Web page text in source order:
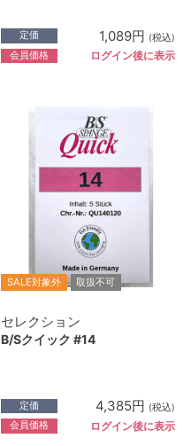
定価 1,089円 (税込)
会員価格 ログイン後に表示
SALE対象外 取扱不可
セレクション
B/Sクイック #14
定価 4,385円 (税込)
会員価格 ログイン後に表示